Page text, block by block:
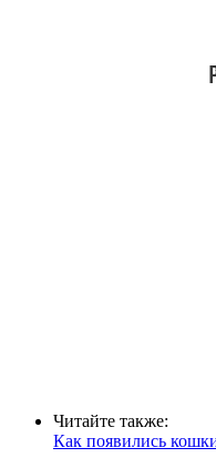
Читайте также:
Как появились